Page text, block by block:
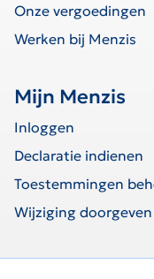
Onze vergoedingen
Werken bij Menzis
Mijn Menzis
Inloggen
Declaratie indienen
Toestemmingen
Wijziging doorgeven